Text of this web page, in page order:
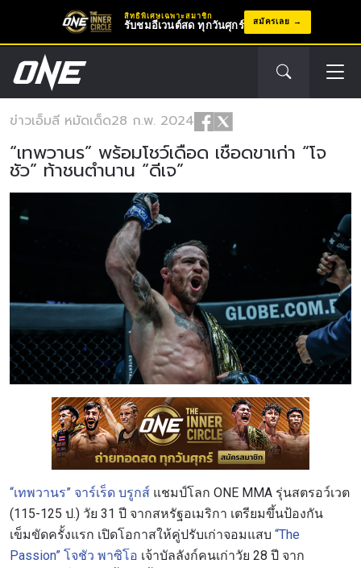
สิทธิพิเศษเฉพาะสมาชิก
รับชมอีเวนต์สด ทุกวันศุกร์ สมัครเลย
ข่าวเอ็มลี หมัดเด็ด28 ก.พ. 2024
“เทพวานร” พร้อมโชว์เดือด เชือดขาเก่า “โจ
ชัว” ท้าชนตำนาน “ดีเจ”
“เทพวานร” จาร์เร็ด บรูกส์ แชมป์โลก ONE MMA รุ่นสตรอว์เวต
(115-125 ป.) วัย 31 ปี จากสหรัฐอเมริกา เตรียมขึ้นป้องกัน
เข็มขัดครั้งแรก เปิดโอกาสให้คู่ปรับเก่าจอมแสบ “The
Passion” โจชัว พาซิโอ เจ้าบัลลังก์คนเก่าวัย 28 ปี จาก